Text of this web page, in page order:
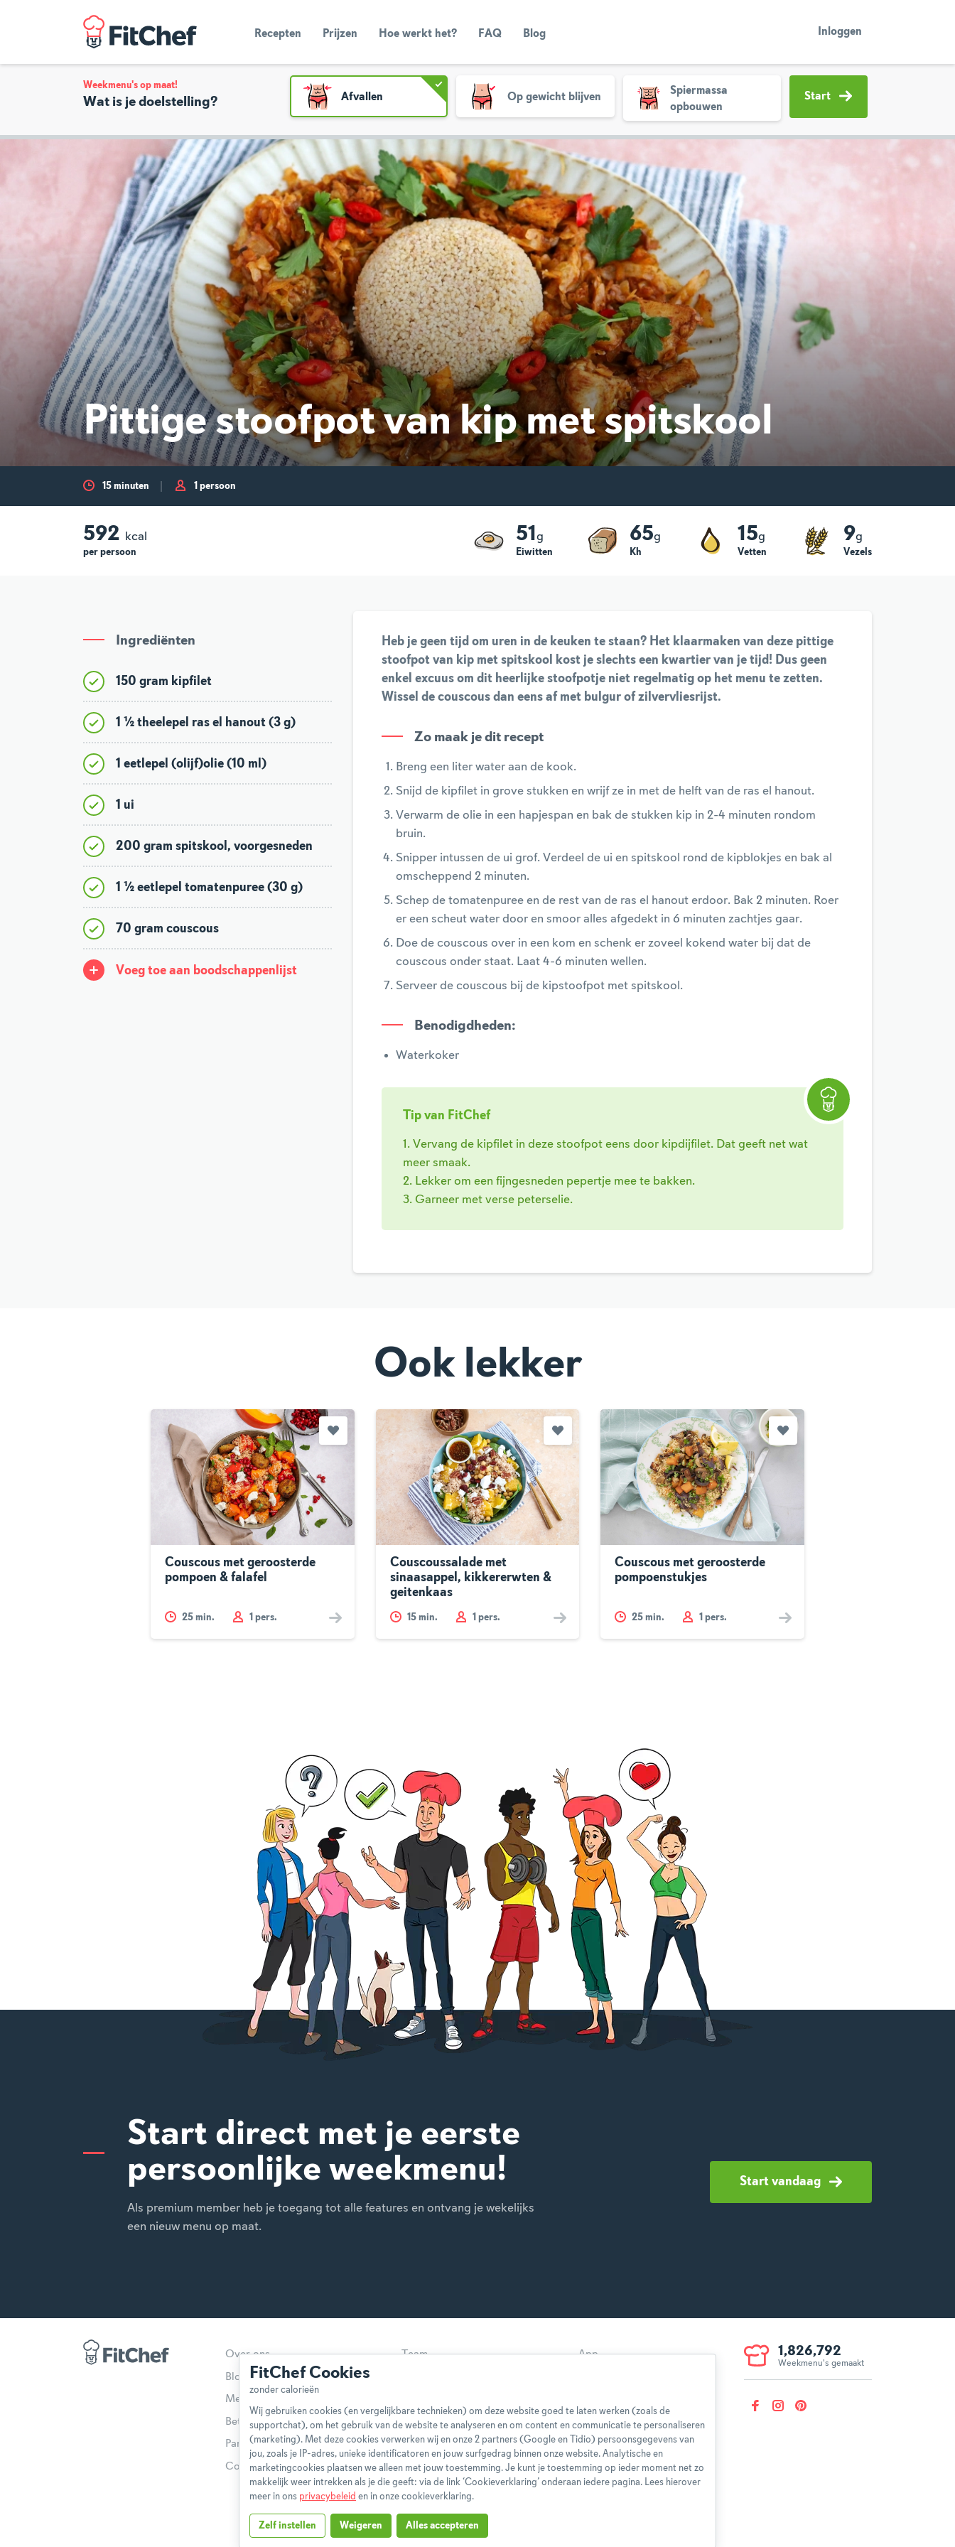
Recepten Prijzen Hoe werkt het? FAQ Blog Inloggen
Weekmenu's op maat!
Wat is je doelstelling? Afvallen Op gewicht blijven
Spiermassa
opbouwen
Start
Pittige stoofpot van kip met spitskool
15 minuten 1 persoon
592 kcal
per persoon
51g
Eiwitten
65g
Kh
15g
Vetten
9g
Vezels
Ingrediënten
150 gram kipfilet
1 ½ theelepel ras el hanout (3 g)
1 eetlepel (olijf)olie (10 ml)
1 ui
200 gram spitskool, voorgesneden
1 ½ eetlepel tomatenpuree (30 g)
70 gram couscous
Voeg toe aan boodschappenlijst
Heb je geen tijd om uren in de keuken te staan? Het klaarmaken van deze pittige
stoofpot van kip met spitskool
kost je slechts een kwartier van je tijd! Dus geen
enkel excuus om dit heerlijke stoofpotje niet regelmatig op het menu te zetten.
Wissel de couscous dan eens af met bulgur of zilvervliesrijst.
Zo maak je dit recept
Breng een liter water aan de kook.
Snijd de kipfilet in grove stukken en wrijf ze in met de helft van de ras el hanout.
Verwarm de olie in een hapjespan en bak de stukken kip in 2-4 minuten rondom
bruin.
Snipper intussen de ui grof. Verdeel de ui en spitskool rond de kipblokjes en bak al
omscheppend 2 minuten.
Schep de tomatenpuree en de rest van de ras el hanout erdoor. Bak 2 minuten. Roer
er een scheut water door en smoor alles afgedekt in 6 minuten zachtjes gaar.
Doe de couscous over in een kom en schenk er zoveel kokend water bij dat de
couscous onder staat. Laat 4-6 minuten wellen.
Serveer de couscous bij de kipstoofpot met spitskool.
Benodigdheden:
Waterkoker
Tip van FitChef
1. Vervang de kipfilet in deze stoofpot eens door kipdijfilet. Dat geeft net wat
meer smaak.
2. Lekker om een fijngesneden pepertje mee te bakken.
3. Garneer met verse peterselie.
Ook lekker
Couscous met geroosterde
pompoen & falafel
25 min. 1 pers.
Couscoussalade met
sinaasappel, kikkererwten &
geitenkaas
15min. 1 pers.
Couscous met geroosterde
pompoenstukjes
25 min. 1 pers.
Start direct met je eerste
persoonlijke weekmenu!
Als premium member heb je toegang tot alle features en ontvang je wekelijks
een nieuw menu op maat.
Start vandaag
Over ons Team
App
Blog
Methodologie
Betaalmethoden
Klachtenprocedure
Bestelling herroepen
Partnerprogramma
Boeken
FAQ
Contact
1,826,792
Weekmenu's gemaakt
FitChef Cookies
Wij gebruiken cookies (en vergelijkbare technieken) om deze website goed te laten werken (zoals de
supportchat), om het gebruik van de website te analyseren en om content en communicatie te personaliseren
(marketing). Met deze cookies verwerken wij en onze 2 partners (Google en Tidio) persoonsgegevens van
jou, zoals je IP-adres, unieke identificatoren en jouw surfgedrag binnen onze website. Analytische en
marketingcookies plaatsen we alleen met jouw toestemming. Je kunt je toestemming op ieder moment net zo
makkelijk weer intrekken als je die geeft: via de link ‘Cookieverklaring’ onderaan iedere pagina. Lees hierover
meer in ons privacybeleid en in onze cookieverklaring.
Zelf instellen Weigeren Alles accepteren